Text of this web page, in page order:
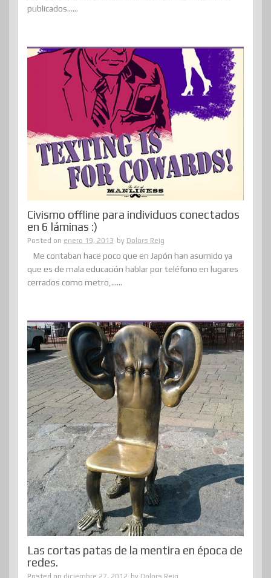
publicados......
Civismo offline para individuos conectados
en 6 láminas :)
Posted on enero 19, 2013 by Dolors Reig
Me contaban hace poco que en Japón han asumido ya
que es de mala educación hablar por teléfono en lugares
cerrados como metro,......
Las cortas patas de la mentira en época de
redes.
Posted on diciembre 27, 2012 by Dolors Reig